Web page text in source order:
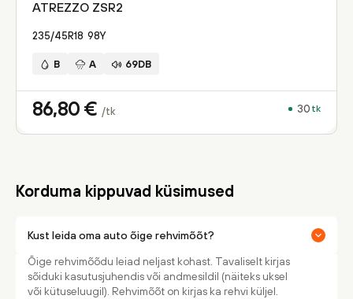
ATREZZO ZSR2
235/45R18 98Y
B A 69DB
86,80 € /tk 30 tk
Korduma kippuvad küsimused
Kust leida oma auto õige rehvimõõt?
Õige rehvimõõdu leiad neljast kohast. Tavaliselt kirjas
sõiduki kasutusjuhendis või andmesildil (näiteks uksel
või kütuseluugil). Rehvimõõt on kirjas ka rehvi küljel.